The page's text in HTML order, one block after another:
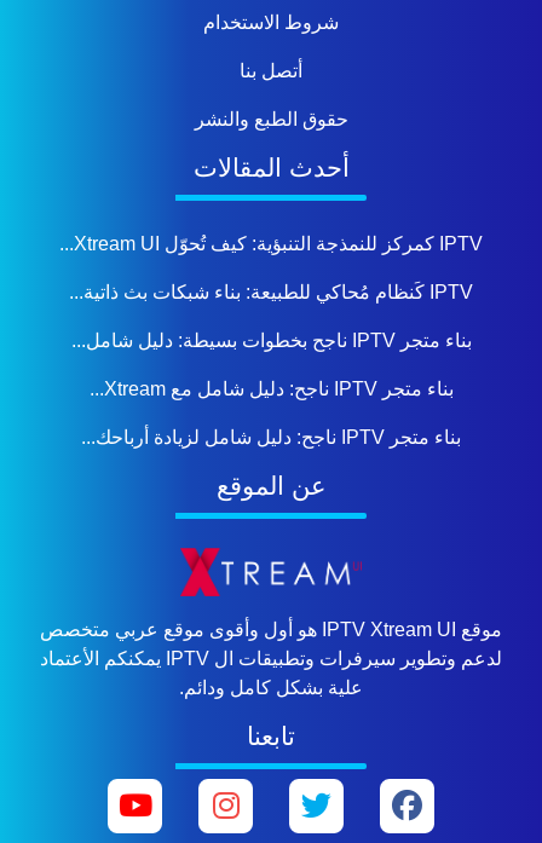
شروط الاستخدام
أتصل بنا
حقوق الطبع والنشر
أحدث المقالات
IPTV كمركز للنمذجة التنبؤية: كيف تُحوّل Xtream UI...
IPTV كَنظام مُحاكي للطبيعة: بناء شبكات بث ذاتية...
بناء متجر IPTV ناجح بخطوات بسيطة: دليل شامل...
بناء متجر IPTV ناجح: دليل شامل مع Xtream...
بناء متجر IPTV ناجح: دليل شامل لزيادة أرباحك...
عن الموقع
موقع IPTV Xtream UI هو أول وأقوى موقع عربي متخصص
لدعم وتطوير سيرفرات وتطبيقات ال IPTV يمكنكم الأعتماد
علية بشكل كامل ودائم.
تابعنا